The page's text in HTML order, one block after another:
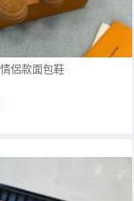
侶款面包鞋